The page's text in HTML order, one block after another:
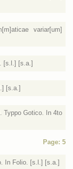
variar[um]
[s.l.] [s.a.]
[s.a.]
Typpo Gotico. In 4to
Page: 5
In Folio. [s.l.] [s.a.]